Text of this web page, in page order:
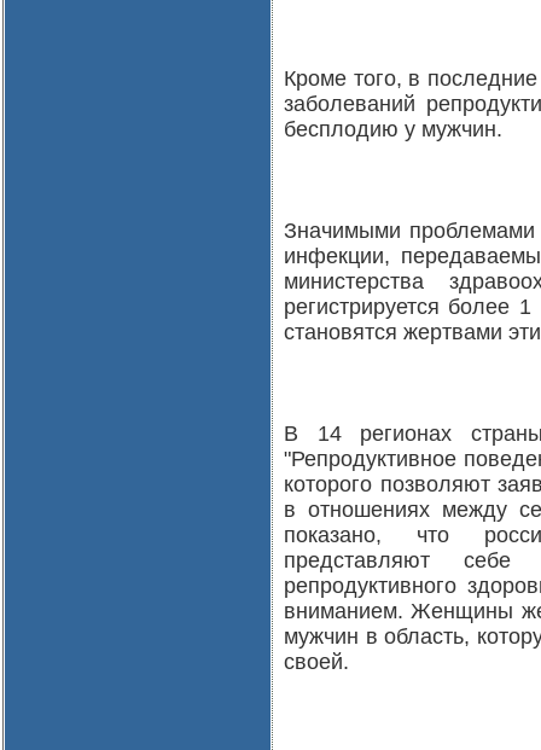
Кроме того, в
заболеваний
бесплодию у мужчин.
Значимыми проблемами
инфекции,
министерства
регистрируется
становятся жертвами
В 14 регионах
"Репродуктивное
которого позволяют
в отношениях между
показано, что
представляют
репродуктивного
вниманием. Женщины
мужчин в область,
своей.